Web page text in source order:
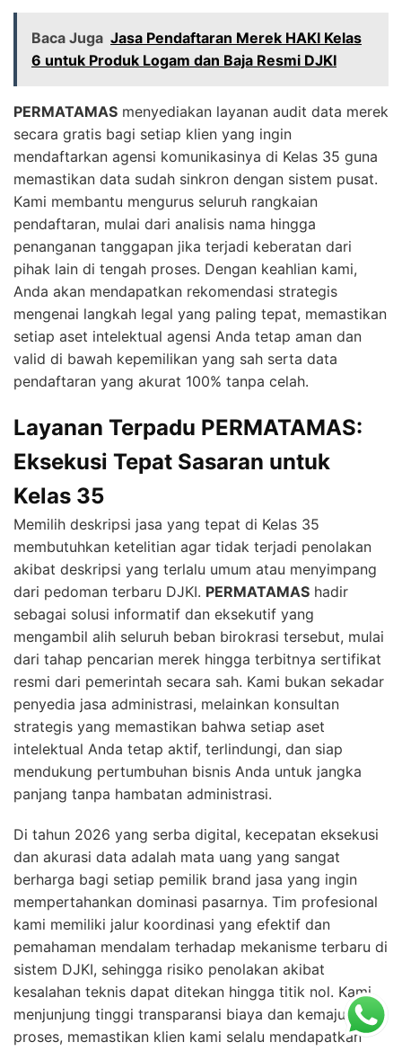
Baca Juga Jasa Pendaftaran Merek HAKI Kelas
6 untuk Produk Logam dan Baja Resmi DJKI
PERMATAMAS menyediakan layanan audit data merek
secara gratis bagi setiap klien yang ingin
mendaftarkan agensi komunikasinya di Kelas 35 guna
memastikan data sudah sinkron dengan sistem pusat.
Kami membantu mengurus seluruh rangkaian
pendaftaran, mulai dari analisis nama hingga
penanganan tanggapan jika terjadi keberatan dari
pihak lain di tengah proses. Dengan keahlian kami,
Anda akan mendapatkan rekomendasi strategis
mengenai langkah legal yang paling tepat, memastikan
setiap aset intelektual agensi Anda tetap aman dan
valid di bawah kepemilikan yang sah serta data
pendaftaran yang akurat 100% tanpa celah.
Layanan Terpadu PERMATAMAS:
Eksekusi Tepat Sasaran untuk
Kelas 35
Memilih deskripsi jasa yang tepat di Kelas 35
membutuhkan ketelitian agar tidak terjadi penolakan
akibat deskripsi yang terlalu umum atau menyimpang
dari pedoman terbaru DJKI. PERMATAMAS hadir
sebagai solusi informatif dan eksekutif yang
mengambil alih seluruh beban birokrasi tersebut, mulai
dari tahap pencarian merek hingga terbitnya sertifikat
resmi dari pemerintah secara sah. Kami bukan sekadar
penyedia jasa administrasi, melainkan konsultan
strategis yang memastikan bahwa setiap aset
intelektual Anda tetap aktif, terlindungi, dan siap
mendukung pertumbuhan bisnis Anda untuk jangka
panjang tanpa hambatan administrasi.
Di tahun 2026 yang serba digital, kecepatan eksekusi
dan akurasi data adalah mata uang yang sangat
berharga bagi setiap pemilik brand jasa yang ingin
mempertahankan dominasi pasarnya. Tim profesional
kami memiliki jalur koordinasi yang efektif dan
pemahaman mendalam terhadap mekanisme terbaru di
sistem DJKI, sehingga risiko penolakan akibat
kesalahan teknis dapat ditekan hingga titik nol. Kami
menjunjung tinggi transparansi biaya dan kemajuan
proses, memastikan klien kami selalu mendapatkan